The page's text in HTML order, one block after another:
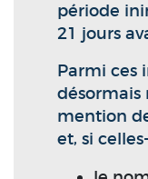
période
21 jours
Parmi ces
désormais
mention
et, si